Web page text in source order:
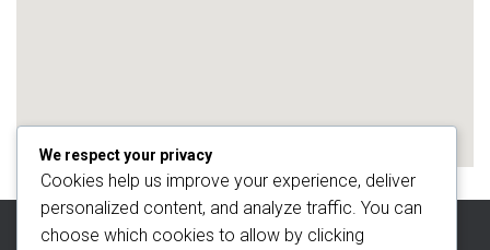
We respect your privacy
Cookies help us improve your experience, deliver
personalized content, and analyze traffic. You can
choose which cookies to allow by clicking